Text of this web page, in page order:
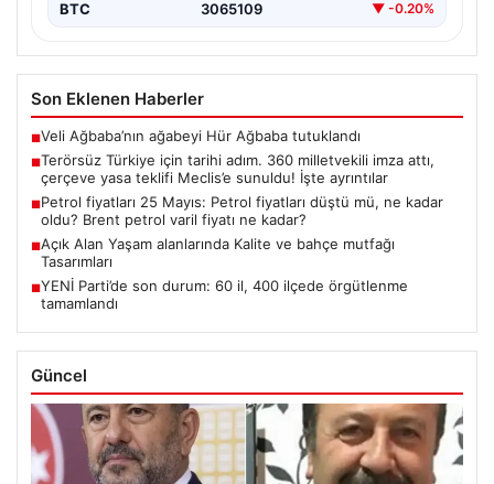
BTC 3065109 ▼ -0.20%
Son Eklenen Haberler
■Veli Ağbaba’nın ağabeyi Hür Ağbaba tutuklandı
■Terörsüz Türkiye için tarihi adım. 360 milletvekili imza attı,
çerçeve yasa teklifi Meclis’e sunuldu! İşte ayrıntılar
■Petrol fiyatları 25 Mayıs: Petrol fiyatları düştü mü, ne kadar
oldu? Brent petrol varil fiyatı ne kadar?
■Açık Alan Yaşam alanlarında Kalite ve bahçe mutfağı
Tasarımları
■YENİ Parti’de son durum: 60 il, 400 ilçede örgütlenme
tamamlandı
Güncel